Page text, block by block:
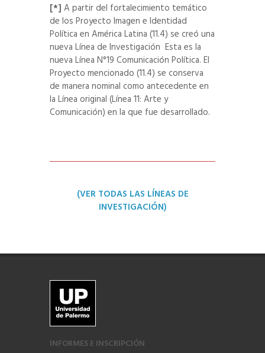
[*] A partir del fortalecimiento temático
de los Proyecto Imagen e Identidad
Política en América Latina (11.4) se creó una
nueva Línea de Investigación Esta es la
nueva Línea N°19 Comunicación Política. El
Proyecto mencionado (11.4) se conserva
de manera nominal como antecedente en
la Línea original (Línea 11: Arte y
Comunicación) en la que fue desarrollado.
(VER TODAS LAS LÍNEAS DE
INVESTIGACIÓN)
INFORMES E INSCRIPCIÓN